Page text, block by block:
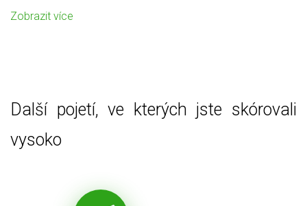
Zobrazit více
Další pojetí, ve kterých jste skórovali
vysoko